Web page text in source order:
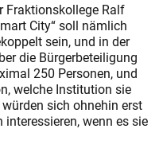
Fraktionskollege Ralf
City“ soll nämlich
sein, und in der
die Bürgerbeteiligung
250 Personen, und
welche Institution sie
sich ohnehin erst
wenn es sie